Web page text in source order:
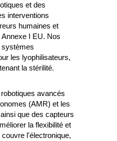
et des
interventions
humaines et
I EU. Nos
systèmes
les lyophilisateurs,
la stérilité.
avancés
(AMR) et les
que des capteurs
la flexibilité et
l'électronique,